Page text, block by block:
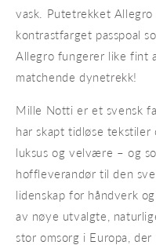
vask. Putetrekket
kontrastfarget passpoal
Allegro fungerer like fint
matchende dynetrekk!
Mille Notti er et svensk
har skapt tidløse
luksus og velvære – og
hoffleverandør til den
lidenskap for håndverk
av nøye utvalgte,
stor omsorg i Europa,